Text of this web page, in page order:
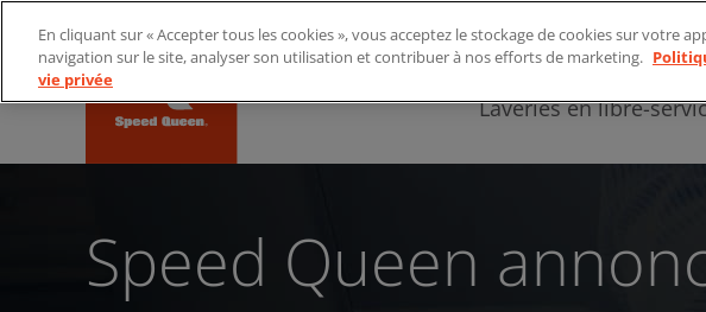
content
Laveries en libre-
Speed Queen
En cliquant sur « Accepter tous les cookies », vous acceptez le stockage de cookies sur votre
navigation sur le site, analyser son utilisation et contribuer à nos efforts de marketing.
vie privée